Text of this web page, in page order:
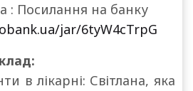
: Посилання на банку
jar/6tyW4cTrpG
в лікарні: Світлана, яка